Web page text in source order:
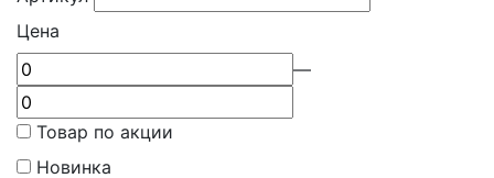
Цена
—
Товар по акции
Новинка